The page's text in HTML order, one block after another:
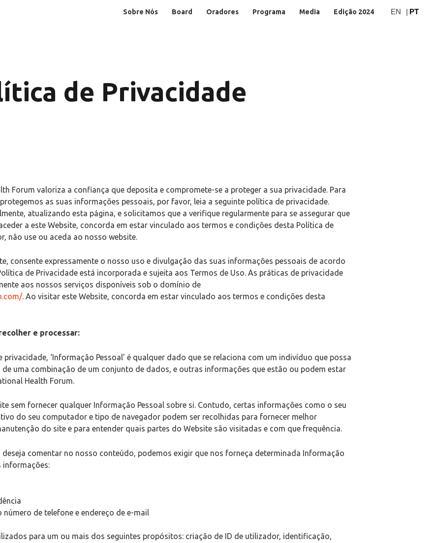
Sobre Nós Board Oradores Programa Media Edição 2024 EN | PT
de Privacidade
Forum valoriza a confiança que deposita e compromete-se a proteger a sua privacidade. Para
as suas informações pessoais, por favor, leia a seguinte política de privacidade.
atualizando esta página, e solicitamos que a verifique regularmente para se assegurar que
a este Website, concorda em estar vinculado aos termos e condições desta Política de
não use ou aceda ao nosso website.
consente expressamente o nosso uso e divulgação das suas informações pessoais de acordo
de Privacidade está incorporada e sujeita aos Termos de Uso. As práticas de privacidade
aos nossos serviços disponíveis sob o domínio de
. Ao visitar este Website, concorda em estar vinculado aos termos e condições desta
e processar:
‘Informação Pessoal’ é qualquer dado que se relaciona com um indivíduo que possa
uma combinação de um conjunto de dados, e outras informações que estão ou podem estar
Health Forum.
sem fornecer qualquer Informação Pessoal sobre si. Contudo, certas informações como o seu
do seu computador e tipo de navegador podem ser recolhidas para fornecer melhor
do site e para entender quais partes do Website são visitadas e com que frequência.
comentar no nosso conteúdo, podemos exigir que nos forneça determinada Informação
informações:
de telefone e endereço de e-mail
para um ou mais dos seguintes propósitos: criação de ID de utilizador, identificação,